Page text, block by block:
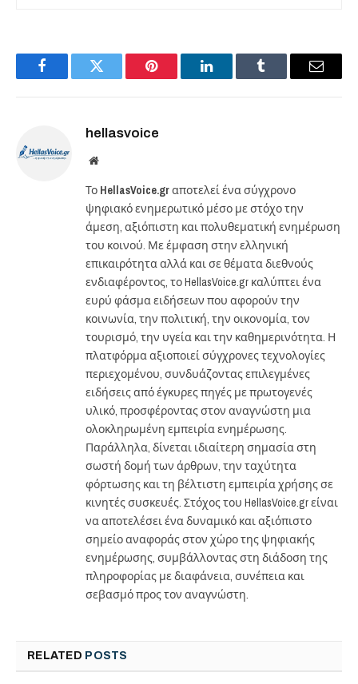
FacebookTwitter Pinterest LinkedInTumblr Email
hellasvoice
Website
Το HellasVoice.grαποτελεί ένα σύγχρονο
ψηφιακό ενημερωτικό μέσο με στόχο την
άμεση, αξιόπιστη και πολυθεματική ενημέρωση
του κοινού. Με έμφαση στην ελληνική
επικαιρότητα αλλά και σε θέματα διεθνούς
ενδιαφέροντος, το HellasVoice.gr καλύπτει ένα
ευρύ φάσμα ειδήσεων που αφορούν την
κοινωνία, την πολιτική, την οικονομία, τον
τουρισμό, την υγεία και την καθημερινότητα. Η
πλατφόρμα αξιοποιεί σύγχρονες τεχνολογίες
περιεχομένου, συνδυάζοντας επιλεγμένες
ειδήσεις από έγκυρες πηγές με πρωτογενές
υλικό, προσφέροντας στον αναγνώστη μια
ολοκληρωμένη εμπειρία ενημέρωσης.
Παράλληλα, δίνεται ιδιαίτερη σημασία στη
σωστή δομή των άρθρων, την ταχύτητα
φόρτωσης και τη βέλτιστη εμπειρία χρήσης σε
κινητές συσκευές. Στόχος του HellasVoice.gr είναι
να αποτελέσει ένα δυναμικό και αξιόπιστο
σημείο αναφοράς στον χώρο της ψηφιακής
ενημέρωσης, συμβάλλοντας στη διάδοση της
πληροφορίας με διαφάνεια, συνέπεια και
σεβασμό προς τον αναγνώστη.
RELATED POSTS